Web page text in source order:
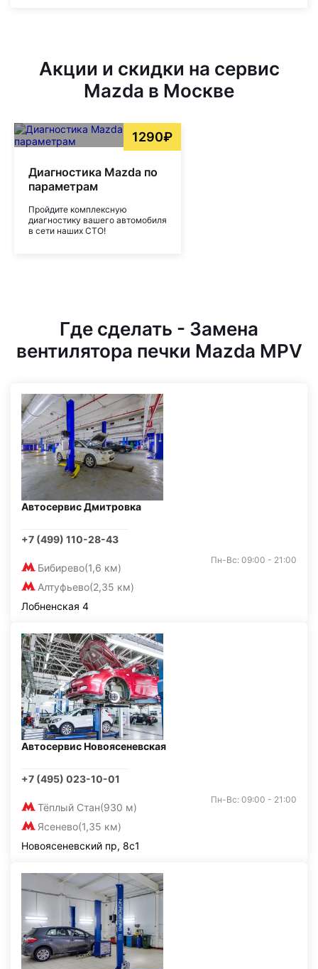
Акции и скидки на сервис
Mazda в Москве
1290₽
Диагностика Mazda по
параметрам
Пройдите комплексную
диагностику вашего автомобиля
в сети наших СТО!
Где сделать - Замена
вентилятора печки Mazda MPV
Автосервис Дмитровка
+7 (499) 110-28-43
Бибирево(1,6 км)
Алтуфьево(2,35 км)
Пн-Вс: 09:00 - 21:00
Лобненская 4
Автосервис Новоясеневская
+7 (495) 023-10-01
Тёплый Стан(930 м)
Ясенево(1,35 км)
Пн-Вс: 09:00 - 21:00
Новоясеневский пр, 8с1